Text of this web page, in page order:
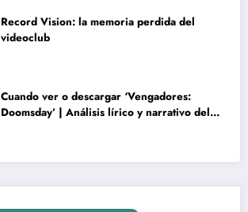
Record Vision: la memoria perdida del
videoclub
Cuando ver o descargar ‘Vengadores:
Doomsday’ | Análisis lírico y narrativo del